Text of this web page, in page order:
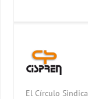
El Círculo